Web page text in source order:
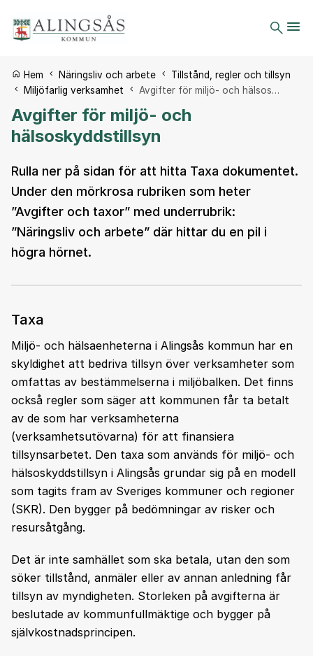
Du är här:
Hem Näringsliv och arbete
Tillstånd, regler och tillsyn
Miljöfarlig verksamhet
Avgifter för miljö- och hälsos…
Avgifter för miljö- och
hälsoskyddstillsyn
Rulla ner på sidan för att hitta Taxa dokumentet.
Under den mörkrosa rubriken som heter
”Avgifter och taxor” med underrubrik:
”Näringsliv och arbete” där hittar du en pil i
högra hörnet.
Taxa
Miljö- och hälsaenheterna i Alingsås kommun har en
skyldighet att bedriva tillsyn över verksamheter som
omfattas av bestämmelserna i miljöbalken. Det finns
också regler som säger att kommunen får ta betalt
av de som har verksamheterna
(verksamhetsutövarna) för att finansiera
tillsynsarbetet. Den taxa som används för miljö- och
hälsoskyddstillsyn i Alingsås grundar sig på en modell
som tagits fram av Sveriges kommuner och regioner
(SKR). Den bygger på bedömningar av risker och
resursåtgång.
Det är inte samhället som ska betala, utan den som
söker tillstånd, anmäler eller av annan anledning får
tillsyn av myndigheten. Storleken på avgifterna är
beslutade av kommunfullmäktige och bygger på
självkostnadsprincipen.